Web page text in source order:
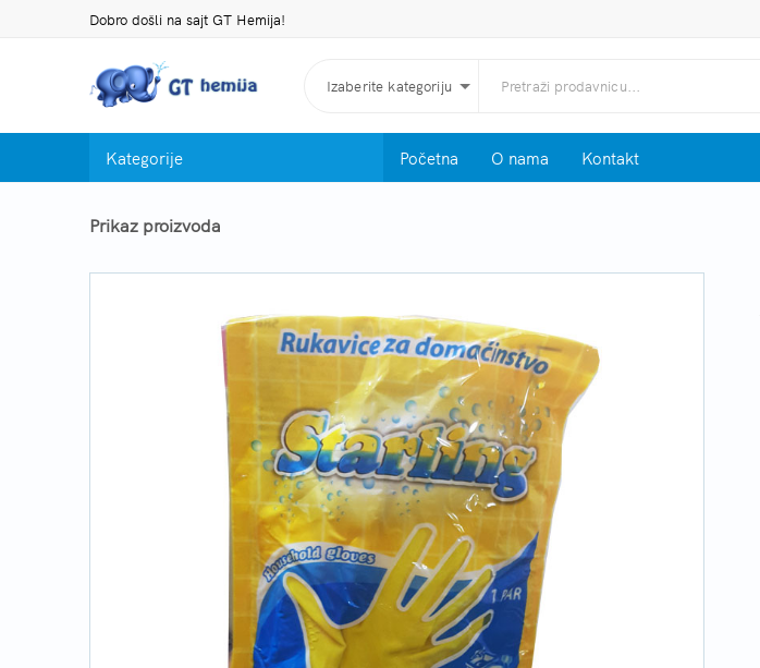
Dobro došli na sajt GT Hemija!
Izaberite kategoriju
Kategorije Početna O nama Kontakt
Prikaz proizvoda